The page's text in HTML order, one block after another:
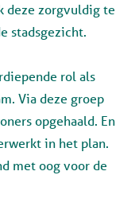
deze zorgvuldig te
stadsgezicht.
rol als
Via deze groep
opgehaald. En
in het plan.
met oog voor de